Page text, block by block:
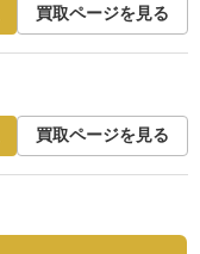
買取ページを見る
買取ページを見る